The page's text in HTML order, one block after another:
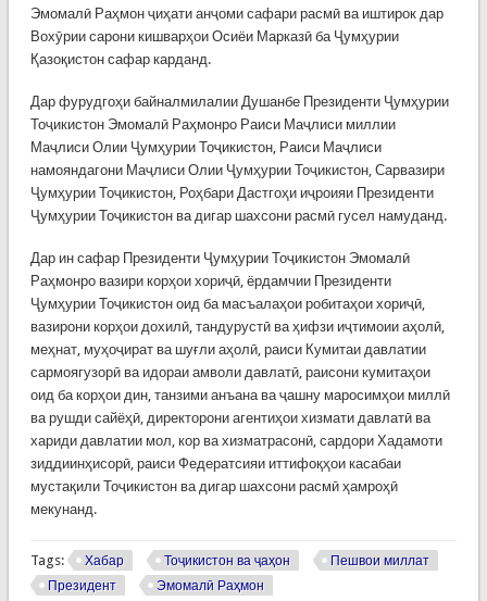
Эмомалӣ Раҳмон ҷиҳати анҷоми сафари расмӣ ва иштирок дар
Вохӯрии сарони кишварҳои Осиёи Марказӣ ба Ҷумҳурии
Қазоқистон сафар карданд.
Дар фурудгоҳи байналмилалии Душанбе Президенти Ҷумҳурии
Тоҷикистон Эмомалӣ Раҳмонро Раиси Маҷлиси миллии
Маҷлиси Олии Ҷумҳурии Тоҷикистон, Раиси Маҷлиси
намояндагони Маҷлиси Олии Ҷумҳурии Тоҷикистон, Сарвазири
Ҷумҳурии Тоҷикистон, Роҳбари Дастгоҳи иҷроияи Президенти
Ҷумҳурии Тоҷикистон ва дигар шахсони расмӣ гусел намуданд.
Дар ин сафар Президенти Ҷумҳурии Тоҷикистон Эмомалӣ
Раҳмонро вазири корҳои хориҷӣ, ёрдамчии Президенти
Ҷумҳурии Тоҷикистон оид ба масъалаҳои робитаҳои хориҷӣ,
вазирони корҳои дохилӣ, тандурустӣ ва ҳифзи иҷтимоии аҳолӣ,
меҳнат, муҳоҷират ва шуғли аҳолӣ, раиси Кумитаи давлатии
сармоягузорӣ ва идораи амволи давлатӣ, раисони кумитаҳои
оид ба корҳои дин, танзими анъана ва ҷашну маросимҳои миллӣ
ва рушди сайёҳӣ, директорони агентиҳои хизмати давлатӣ ва
хариди давлатии мол, кор ва хизматрасонӣ, сардори Хадамоти
зиддиинҳисорӣ, раиси Федератсияи иттифоқҳои касабаи
мустақили Тоҷикистон ва дигар шахсони расмӣ ҳамроҳӣ
мекунанд.
Tags: Хабар Тоҷикистон ва ҷаҳон
Пешвои миллат
Президент
Эмомалӣ Раҳмон